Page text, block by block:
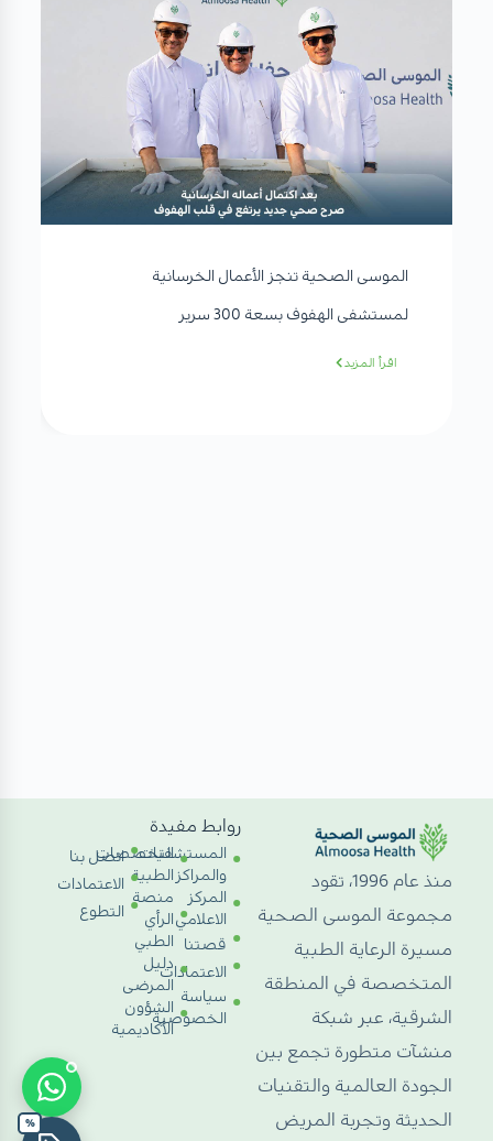
الموسى الصحية تنجز الأعمال الخرسانية
لمستشفى الهفوف بسعة 300 سرير
اقرأ المزيد
منذ عام 1996، تقود
مجموعة الموسى الصحية
مسيرة الرعاية الطبية
المتخصصة في المنطقة
الشرقية، عبر شبكة
منشآت متطورة تجمع بين
الجودة العالمية والتقنيات
الحديثة وتجربة المريض
روابط مفيدة
المستشفيات
والمراكز
المركز
الاعلامي
قصتنا
الاعتمادات
سياسة
الخصوصية
التخصصات
الطبية
منصة
الرأي
الطبي
دليل
المرضى
الشؤون
الأكاديمية
اتصل بنا
الاعتمادات
التطوع
%